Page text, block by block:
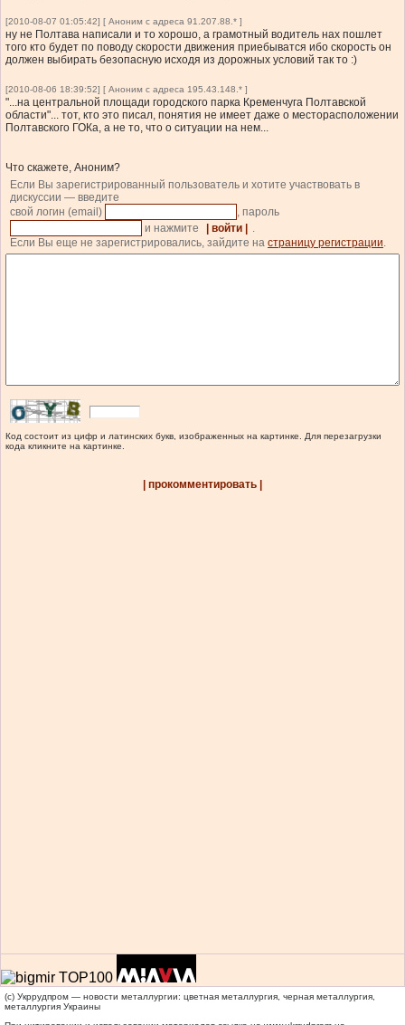
[2010-08-07 01:05:42] [ Аноним с адреса 91.207.88.* ]
ну не Полтава написали и то хорошо, а грамотный водитель нах пошлет
того кто будет по поводу скорости движения приебыватся ибо скорость он
должен выбирать безопасную исходя из дорожных условий так то :)
[2010-08-06 18:39:52] [ Аноним с адреса 195.43.148.* ]
"...на центральной площади городского парка Кременчуга Полтавской
области"... тот, кто это писал, понятия не имеет даже о месторасположении
Полтавского ГОКа, а не то, что о ситуации на нем...
Что скажете, Аноним?
Если Вы зарегистрированный пользователь и хотите участвовать в
дискуссии — введите
свой логин (email)
, пароль
и нажмите
| войти |
.
Если Вы еще не зарегистрировались, зайдите на страницу регистрации.
Код состоит из цифр и латинских букв, изображенных на картинке. Для перезагрузки
кода кликните на картинке.
| прокомментировать |
(c) Укррудпром — новости металлургии: цветная металлургия, черная металлургия,
металлургия Украины